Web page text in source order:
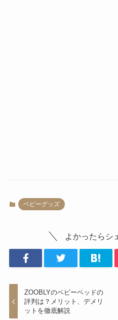
ベビーグッズ
よかったらシ
ZOOBLYのベビーベッドの
評判は？メリット、デメリ
ットを徹底解説